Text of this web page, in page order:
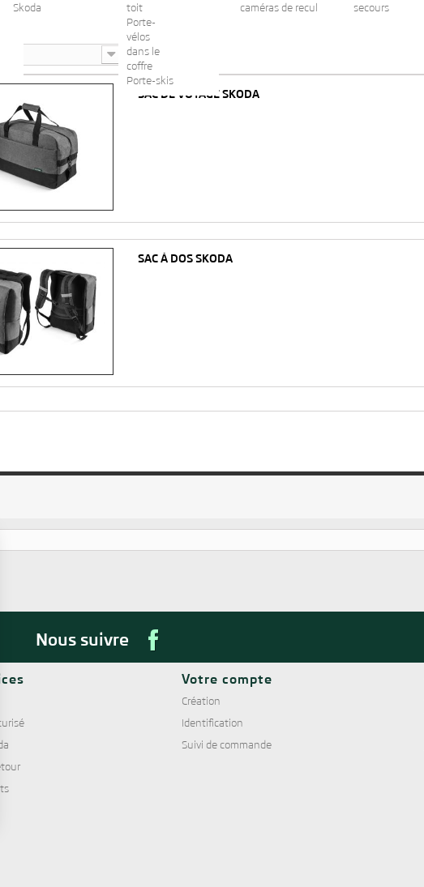
Skoda
toit
Porte-
vélos
dans le
coffre
Porte-skis
caméras de recul
secours
SAC DE VOYAGE SKODA
SAC À DOS SKODA
Nous suivre
Votre compte
Création
Identification
Suivi de commande